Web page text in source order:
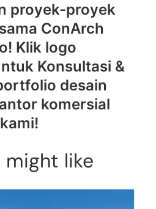
proyek-proyek
ConArch
Klik logo
Konsultasi &
desain
komersial
kami!
like